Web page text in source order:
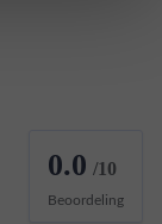
0.0 /10
Beoordeling